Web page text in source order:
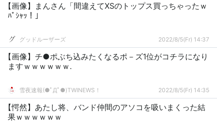
【画像】まんさん「間違えてXSのトップス買っちゃったｗ
ﾊﾟｼｬｯ！」
グッドルーザーズ 2022/8/5(Fr) 14:37
【画像】チ●ポぶち込みたくなるポ－ズ1位がコチラになり
ますｗｗｗｗｗｗ.
雪夜速報(●ﾟДﾟ●)TWINEWS！ 2022/8/5(Fr) 14:35
【愕然】あたし将、バンド仲間のアソコを吸いまくった結
果ｗｗｗｗｗｗ